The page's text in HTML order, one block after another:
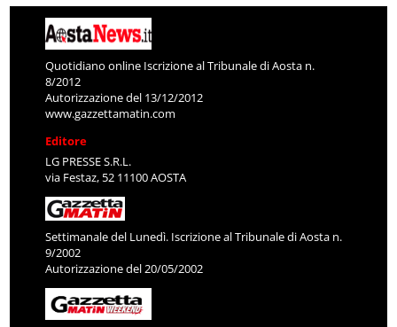
Quotidiano online Iscrizione al Tribunale di Aosta n.
8/2012
Autorizzazione del 13/12/2012
www.gazzettamatin.com
Editore
LG PRESSE S.R.L.
via Festaz, 52 11100 AOSTA
Settimanale del Lunedì. Iscrizione al Tribunale di Aosta n.
9/2002
Autorizzazione del 20/05/2002